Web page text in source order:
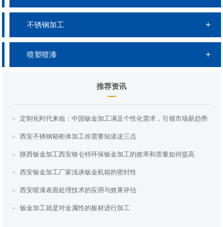
不锈钢加工
喷塑喷漆
推荐资讯
定制化时代来临：中国钣金加工满足个性化需求，引领市场新趋势
西安不锈钢箱柜体加工你需要知道这三点
陕西钣金加工西安格仑特环保钣金加工的效率和质量如何提高
西安钣金加工厂家浅谈钣金机箱的密封性
西安喷漆表面处理技术的应用与效果评估
钣金加工就是对金属性的板材进行加工